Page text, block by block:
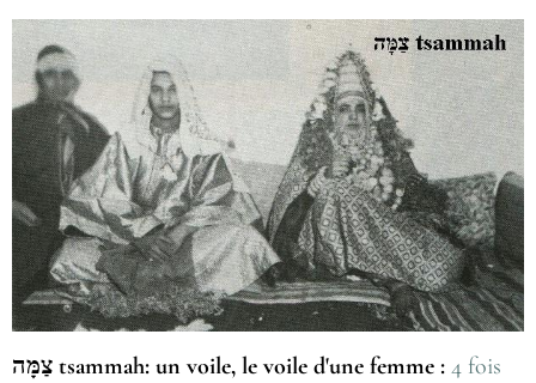
צַמָּה tsammah: un voile, le voile d'une femme : 4 fois